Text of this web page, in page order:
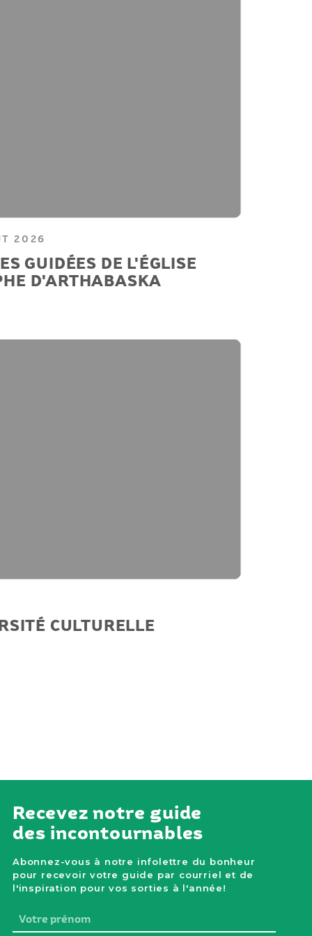
2026
GUIDÉES DE L'ÉGLISE
D'ARTHABASKA
CULTURELLE
Recevez notre guide
des incontournables
Abonnez-vous à notre infolettre du bonheur
pour recevoir votre guide par courriel et de
l'inspiration pour vos sorties à l'année!
Votre
prénom